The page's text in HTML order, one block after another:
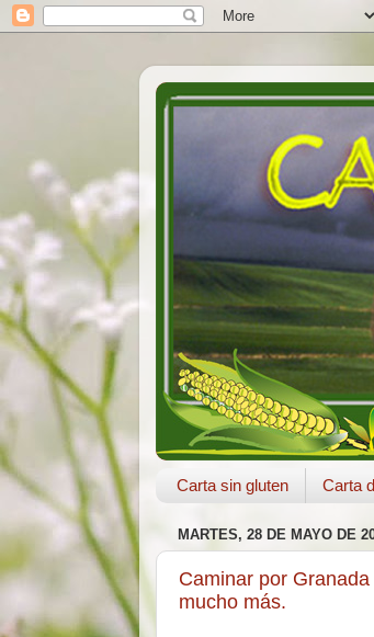
Carta sin gluten Carta
MARTES, 28 DE MAYO DE
Caminar por
mucho más.